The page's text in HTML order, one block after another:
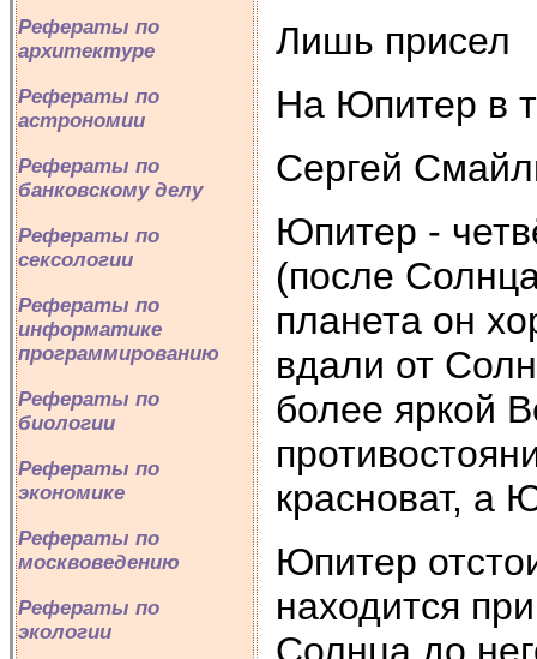
Рефераты по
архитектуре
Рефераты по
астрономии
Рефераты по
банковскому делу
Рефераты по
сексологии
Рефераты по
информатике
программированию
Рефераты по
биологии
Рефераты по
экономике
Рефераты по
москвоведению
Рефераты по
экологии
Лишь присел
На Юпитер в
Сергей
Юпитер -
(после
планета он
вдали от
более яркой
красноват, а
Юпитер
находится
Солнца до